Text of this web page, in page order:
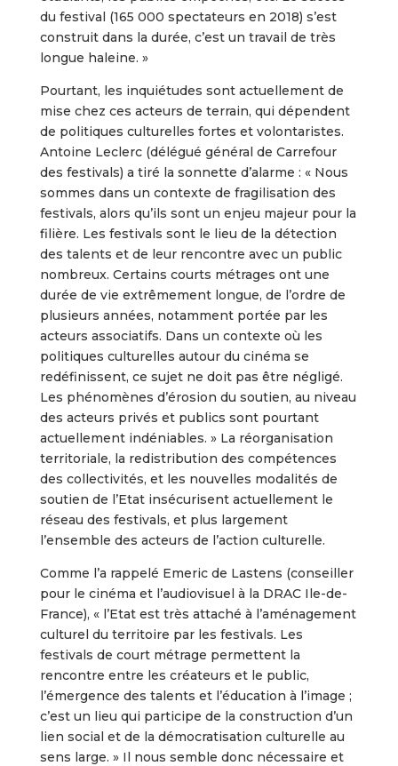
du festival (165 000 spectateurs en 2018) s’est
construit dans la durée, c’est un travail de très
longue haleine. »
Pourtant, les inquiétudes sont actuellement de
mise chez ces acteurs de terrain, qui dépendent
de politiques culturelles fortes et volontaristes.
Antoine Leclerc (délégué général de Carrefour
des festivals) a tiré la sonnette d’alarme : « Nous
sommes dans un contexte de fragilisation des
festivals, alors qu’ils sont un enjeu majeur pour la
filière. Les festivals sont le lieu de la détection
des talents et de leur rencontre avec un public
nombreux. Certains courts métrages ont une
durée de vie extrêmement longue, de l’ordre de
plusieurs années, notamment portée par les
acteurs associatifs. Dans un contexte où les
politiques culturelles autour du cinéma se
redéfinissent, ce sujet ne doit pas être négligé.
Les phénomènes d’érosion du soutien, au niveau
des acteurs privés et publics sont pourtant
actuellement indéniables. » La réorganisation
territoriale, la redistribution des compétences
des collectivités, et les nouvelles modalités de
soutien de l’Etat insécurisent actuellement le
réseau des festivals, et plus largement
l’ensemble des acteurs de l’action culturelle.
Comme l’a rappelé Emeric de Lastens (conseiller
pour le cinéma et l’audiovisuel à la DRAC Ile-de-
France), « l’Etat est très attaché à l’aménagement
culturel du territoire par les festivals. Les
festivals de court métrage permettent la
rencontre entre les créateurs et le public,
l’émergence des talents et l’éducation à l’image ;
c’est un lieu qui participe de la construction d’un
lien social et de la démocratisation culturelle au
sens large. » Il nous semble donc nécessaire et